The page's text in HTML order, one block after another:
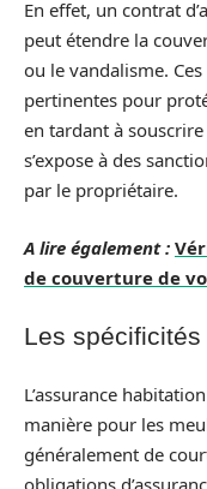
En effet, un contrat
peut étendre la
ou le vandalisme.
pertinentes pour
en tardant à
s’expose à des
par le propriétaire.
A lire également :
de couverture de
Les
L’assurance
manière pour les
généralement de
obligations